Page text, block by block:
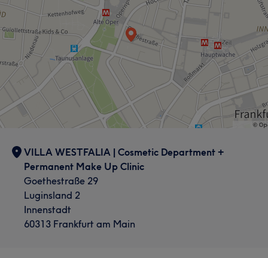
VILLA WESTFALIA | Cosmetic Department +
Permanent Make Up Clinic
Goethestraße 29
Luginsland 2
Innenstadt
60313 Frankfurt am Main